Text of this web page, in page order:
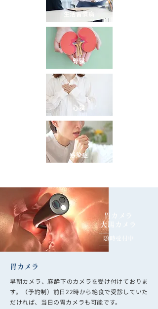
生活習慣病
腎臓
心臓
感染症
​胃カメラ
大腸カメラ
随時受付中
胃カメラ
早朝カメラ、麻酔下のカメラを受け付けておりま
す。（予約制）前日22時から絶食で受診していた
だければ、当日の胃カメラも可能です。